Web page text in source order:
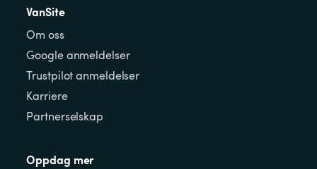
VanSite
Om oss
Google anmeldelser
Trustpilot anmeldelser
Karriere
Partnerselskap
Oppdag mer